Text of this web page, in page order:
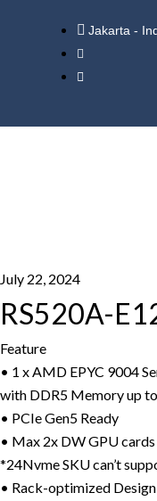
Jakarta -
July 22, 2024
RS520A-
Feature
• 1 x AMD EPYC 9004
with DDR5 Memory up
• PCIe Gen5 Ready
• Max 2x DW GPU
*24Nvme SKU can’t
• Rack-optimized Design